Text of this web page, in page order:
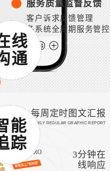
服务质量监督反馈
客户诉求反馈管理
各系统全周期服务管控
微管家
MICRO
线
通
能
踪
每周定时图文汇报
WEEKLY REGULAR GRAPHIC REPORT
3分钟在
线响应